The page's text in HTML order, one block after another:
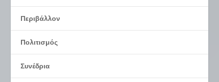
Περιβάλλον
Πολιτισμός
Συνέδρια